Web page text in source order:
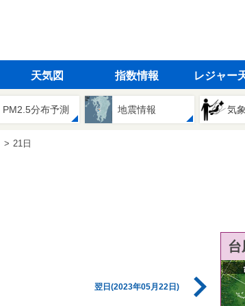
天気図 指数情報 レジャー
PM2.5分布予測 地震情報 気
21日
翌日(2023年05月22日)